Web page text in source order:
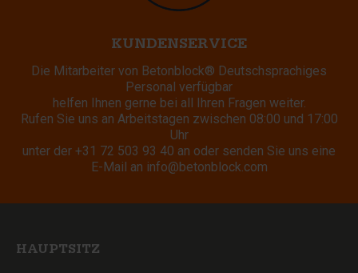
KUNDENSERVICE
Die Mitarbeiter von Betonblock® Deutschsprachiges
Personal verfügbar
helfen Ihnen gerne bei all Ihren Fragen weiter.
Rufen Sie uns an Arbeitstagen zwischen 08:00 und 17:00
Uhr
unter der +31 72 503 93 40 an oder senden Sie uns eine
E-Mail an info@betonblock.com
HAUPTSITZ